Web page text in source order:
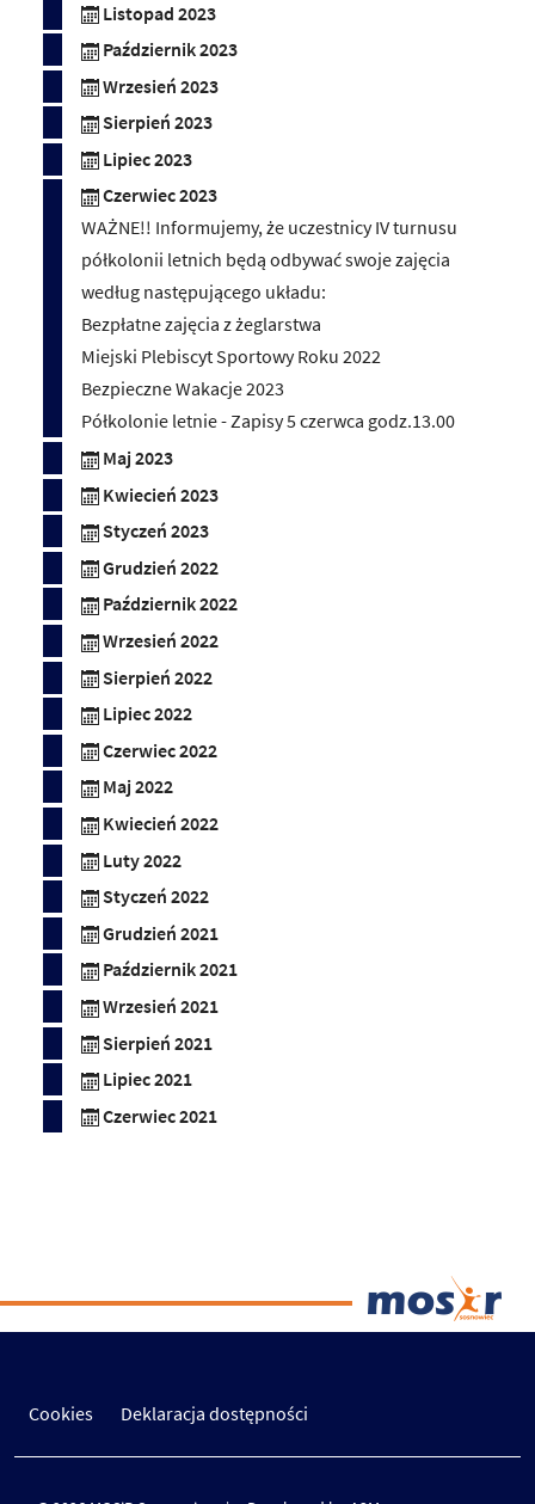
Listopad 2023
Październik 2023
Wrzesień 2023
Sierpień 2023
Lipiec 2023
Czerwiec 2023
WAŻNE!! Informujemy, że uczestnicy IV turnusu
półkolonii letnich będą odbywać swoje zajęcia
według następującego układu:
Bezpłatne zajęcia z żeglarstwa
Miejski Plebiscyt Sportowy Roku 2022
Bezpieczne Wakacje 2023
Półkolonie letnie - Zapisy 5 czerwca godz.13.00
Maj 2023
Kwiecień 2023
Styczeń 2023
Grudzień 2022
Październik 2022
Wrzesień 2022
Sierpień 2022
Lipiec 2022
Czerwiec 2022
Maj 2022
Kwiecień 2022
Luty 2022
Styczeń 2022
Grudzień 2021
Październik 2021
Wrzesień 2021
Sierpień 2021
Lipiec 2021
Czerwiec 2021
Cookies Deklaracja dostępności